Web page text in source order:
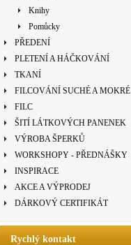
Knihy
Pomůcky
PŘEDENÍ
PLETENÍ A HÁČKOVÁNÍ
TKANÍ
FILCOVÁNÍ SUCHÉ A MOKRÉ
FILC
ŠITÍ LÁTKOVÝCH PANENEK
VÝROBA ŠPERKŮ
WORKSHOPY - PŘEDNÁŠKY
INSPIRACE
AKCE A VÝPRODEJ
DÁRKOVÝ CERTIFIKÁT
Rychlý kontakt